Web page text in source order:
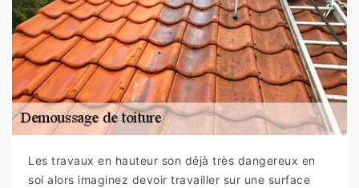
Les travaux en hauteur son déjà très dangereux en
soi alors imaginez devoir travailler sur une surface